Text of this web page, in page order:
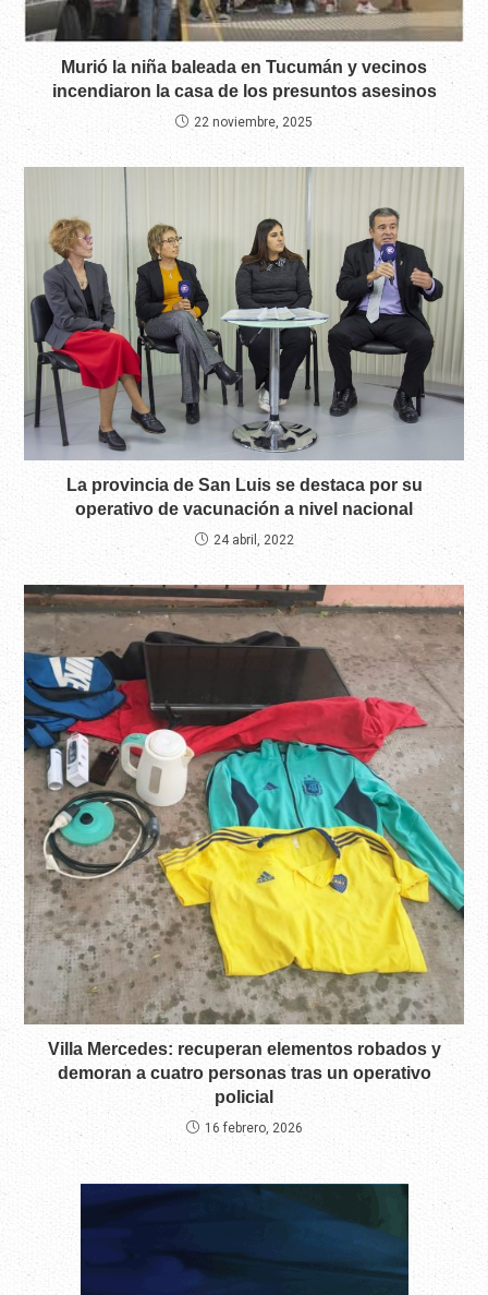
Murió la niña baleada en Tucumán y vecinos
incendiaron la casa de los presuntos asesinos
22 noviembre, 2025
La provincia de San Luis se destaca por su
operativo de vacunación a nivel nacional
24 abril, 2022
Villa Mercedes: recuperan elementos robados y
demoran a cuatro personas tras un operativo
policial
16 febrero, 2026